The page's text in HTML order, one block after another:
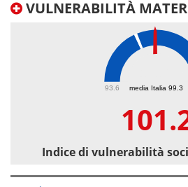
VULNERABILITÀ
media Italia 99.3
93.6
Indice di vulnerabilità